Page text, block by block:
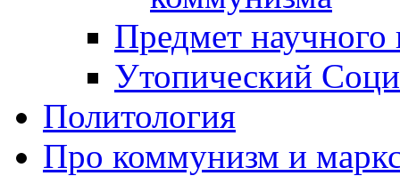
Предмет
Утопический
Политология
Про коммунизм и